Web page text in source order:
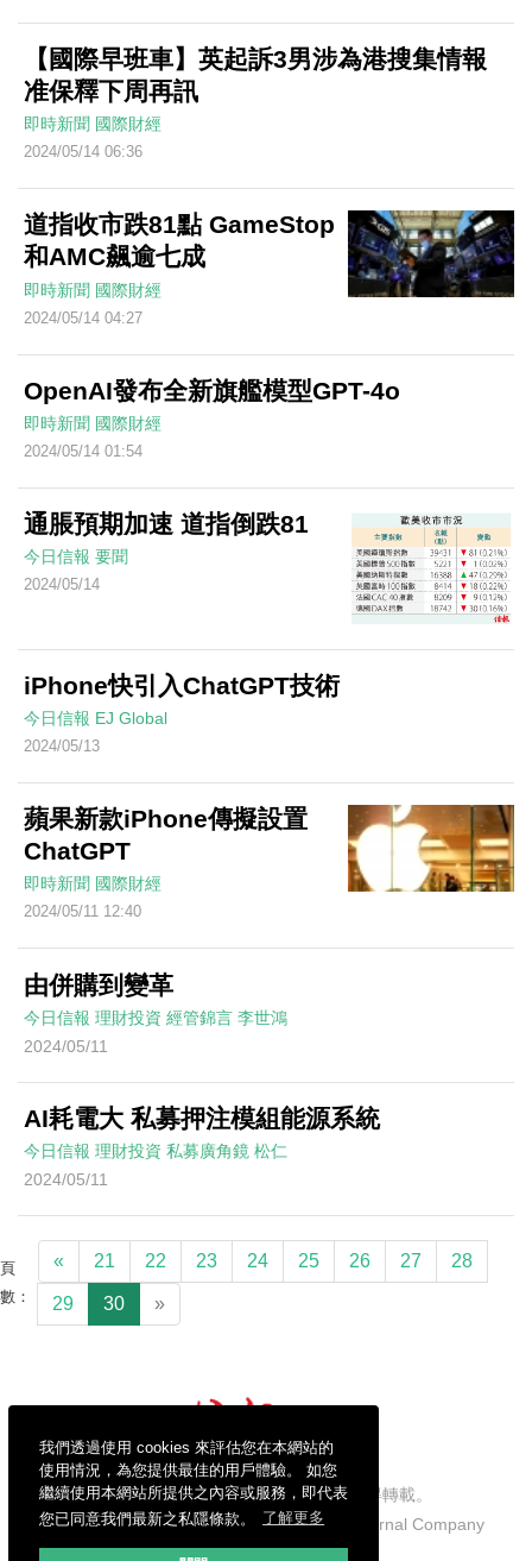
我們透過使用 cookies 來評估您在本網站的
使用情況，為您提供最佳的用戶體驗。 如您
繼續使用本網站所提供之內容或服務，即代表
您已同意我們最新之私隱條款。
了解更多
【國際早班車】英起訴3男涉為港搜集情報
准保釋下周再訊
即時新聞 國際財經
2024/05/14 06:36
道指收市跌81點 GameStop
和AMC飆逾七成
即時新聞 國際財經
2024/05/14 04:27
OpenAI發布全新旗艦模型GPT-4o
即時新聞 國際財經
2024/05/14 01:54
通脹預期加速 道指倒跌81
今日信報 要聞
2024/05/14
iPhone快引入ChatGPT技術
今日信報 EJ Global
2024/05/13
蘋果新款iPhone傳擬設置
ChatGPT
即時新聞 國際財經
2024/05/11 12:40
由併購到變革
今日信報 理財投資 經管錦言 李世鴻
2024/05/11
AI耗電大 私募押注模組能源系統
今日信報 理財投資 私募廣角鏡 松仁
2024/05/11
頁
數：
« 21 22 23 24 25 26 27 28
29 30 »
信報財經新聞有限公司版權所有，不得轉載。
Copyright © 2026 Hong Kong Economic Journal Company
Limited. All rights reserved.